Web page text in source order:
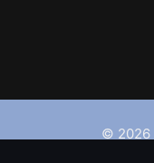
© 2026